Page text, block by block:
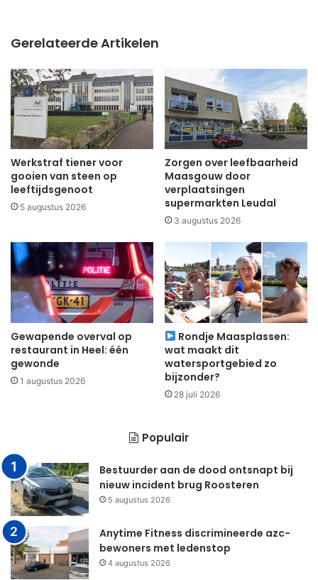
Gerelateerde Artikelen
Werkstraf tiener voor
gooien van steen op
leeftijdsgenoot
5 augustus 2026
Zorgen over leefbaarheid
Maasgouw door
verplaatsingen
supermarkten Leudal
3 augustus 2026
Gewapende overval op
restaurant in Heel: één
gewonde
1 augustus 2026
Rondje Maasplassen:
wat maakt dit
watersportgebied zo
bijzonder?
28 juli 2026
Populair
Bestuurder aan de dood ontsnapt bij
nieuw incident brug Roosteren
5 augustus 2026
Anytime Fitness discrimineerde azc-
bewoners met ledenstop
4 augustus 2026